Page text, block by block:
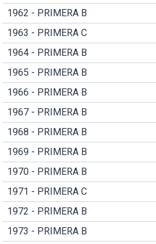
1962 - PRIMERA B
1963 - PRIMERA C
1964 - PRIMERA B
1965 - PRIMERA B
1966 - PRIMERA B
1967 - PRIMERA B
1968 - PRIMERA B
1969 - PRIMERA B
1970 - PRIMERA B
1971 - PRIMERA C
1972 - PRIMERA B
1973 - PRIMERA B